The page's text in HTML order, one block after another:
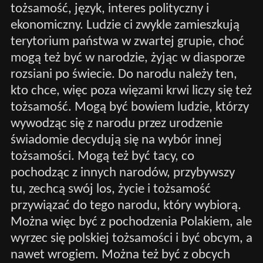
tożsamość, język, interes polityczny i
ekonomiczny. Ludzie ci zwykle zamieszkują
terytorium państwa w zwartej grupie, choć
mogą też być w narodzie, żyjąc w diasporze
rozsiani po świecie. Do narodu należy ten,
kto chce, więc poza więzami krwi liczy się też
tożsamość. Mogą być bowiem ludzie, którzy
wywodząc się z narodu przez urodzenie
świadomie decydują się na wybór innej
tożsamości. Mogą też być tacy, co
pochodząc z innych narodów, przybywszy
tu, zechcą swój los, życie i tożsamość
przywiązać do tego narodu, który wybiorą.
Można więc być z pochodzenia Polakiem, ale
wyrzec się polskiej tożsamości i być obcym, a
nawet wrogiem. Można też być z obcych